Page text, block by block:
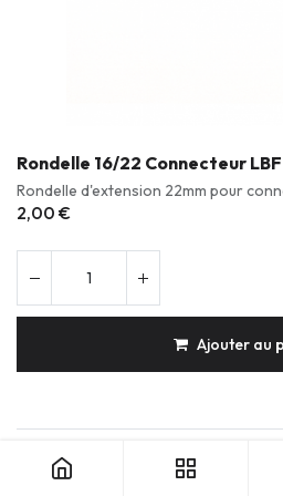
Rondelle 16/22 Connecteur LBF
Rondelle d'extension 22mm pour
2,00 €
Ajouter au
Produits durables & réparables
Conception française